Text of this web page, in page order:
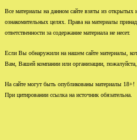
Все материалы на данном сайте взяты из открытых
ознакомительных целях. Права на материалы
ответственности за содержание материала не несет.
Если Вы обнаружили на нашем сайте материалы,
Вам, Вашей компании или организации,
На сайте могут быть опубликованы материалы 18+!
При цитировании ссылка на источник обязательна.